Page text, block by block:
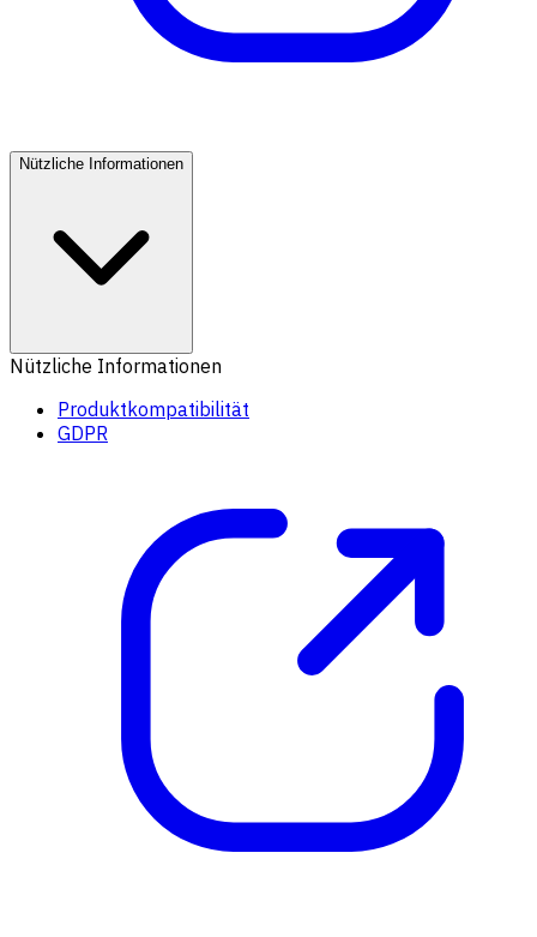
Nützliche Informationen
Nützliche Informationen
Produktkompatibilität
GDPR